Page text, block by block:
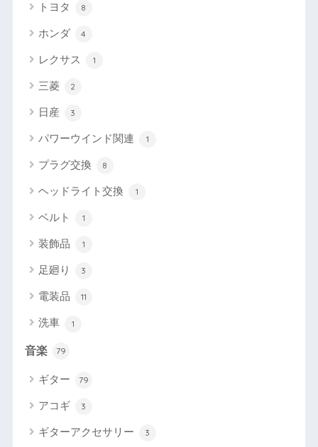
トヨタ 8
ホンダ 4
レクサス 1
三菱 2
日産 3
パワーウインド関連 1
プラグ交換 8
ヘッドライト交換 1
ベルト 1
装飾品 1
足廻り 3
電装品 11
洗車 1
音楽 79
ギター 79
アコギ 3
ギターアクセサリー 3